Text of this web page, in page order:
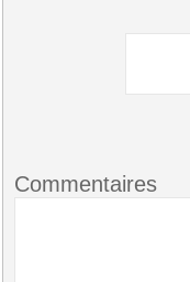
Commentaires